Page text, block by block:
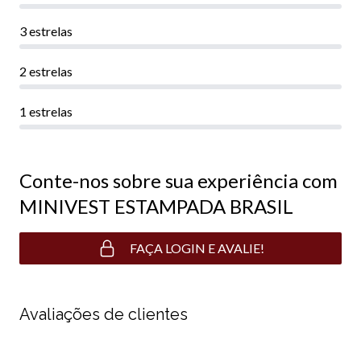
3 estrelas
2 estrelas
1 estrelas
Conte-nos sobre sua experiência com
MINIVEST ESTAMPADA BRASIL
FAÇA LOGIN E AVALIE!
Avaliações de clientes